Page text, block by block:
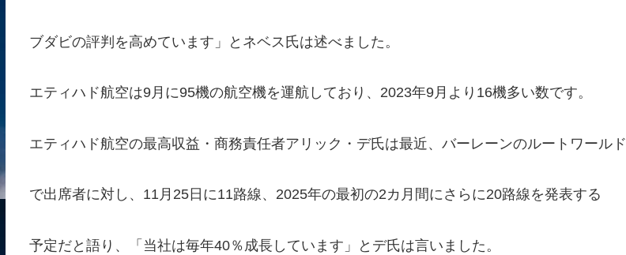
ブダビの評判を高めています」とネベス氏は述べました。
エティハド航空は9月に95機の航空機を運航しており、2023年9月より16機多い数です。
エティハド航空の最高収益・商務責任者アリック・デ氏は最近、バーレーンのルートワールド
で出席者に対し、11月25日に11路線、2025年の最初の2カ月間にさらに20路線を発表する
予定だと語り、「当社は毎年40％成長しています」とデ氏は言いました。